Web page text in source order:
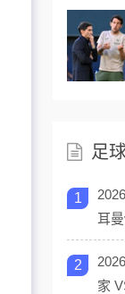
足
1
耳
2
家